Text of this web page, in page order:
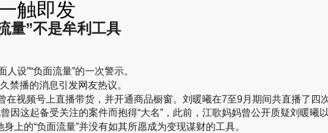
触即发
量”不是牟利工具
设”“负面流量”的一次警示。
播的消息引发网友热议。
频号上直播带货，并开通商品橱窗。刘暖曦在7至9月期间共直播了四
这起备受关注的案件而抱得“大名”，此前，江歌妈妈曾公开质疑刘暖曦以
的“负面流量”并没有如其所愿成为变现谋财的工具。